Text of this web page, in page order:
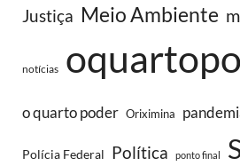
Justiça Meio Ambiente
notícias
o quarto poder Oriximina
Polícia Federal Política ponto final